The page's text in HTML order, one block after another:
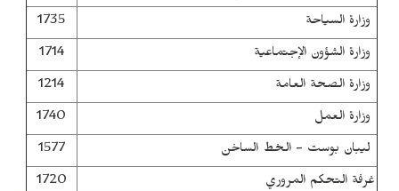
وزارة السياحة
1735
وزارة الشؤون الإجتماعية
1714
وزارة الصحة العامة
1214
وزارة العمل
1740
ليبان بوست - الخط الساخن
1577
غرفة التحكم المروري
1720